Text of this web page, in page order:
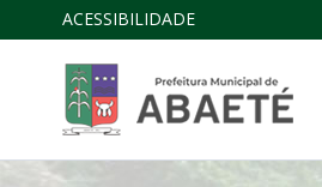
ACESSIBILIDADE